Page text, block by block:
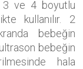
3 ve 4 boyutlu
kullanılır. 2
bebeğin
bebeğin
hala